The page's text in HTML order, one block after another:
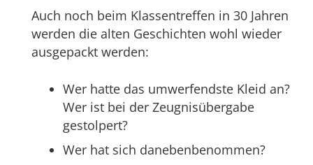
Auch noch beim Klassentreffen in 30 Jahren
werden die alten Geschichten wohl wieder
ausgepackt werden:
Wer hatte das umwerfendste Kleid an?
Wer ist bei der Zeugnisübergabe
gestolpert?
Wer hat sich danebenbenommen?